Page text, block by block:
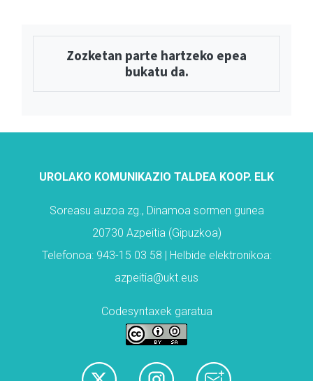
Zozketan parte hartzeko epea
bukatu da.
UROLAKO KOMUNIKAZIO TALDEA KOOP. ELK
Soreasu auzoa zg., Dinamoa sormen gunea
20730 Azpeitia (Gipuzkoa)
Telefonoa: 943-15 03 58 | Helbide elektronikoa:
azpeitia@ukt.eus
Codesyntaxek garatua